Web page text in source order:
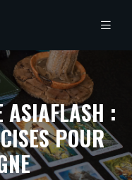
ASIAFLASH :
POUR